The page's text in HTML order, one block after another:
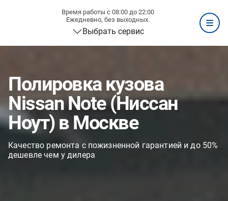
Время работы с 08:00 до 22:00
Ежедневно, без выходных.
Выбрать сервис
Полировка кузова
Nissan Note (Ниссан
Ноут) в Москве
Качество ремонта с пожизненной гарантией и до 50%
дешевле чем у дилера